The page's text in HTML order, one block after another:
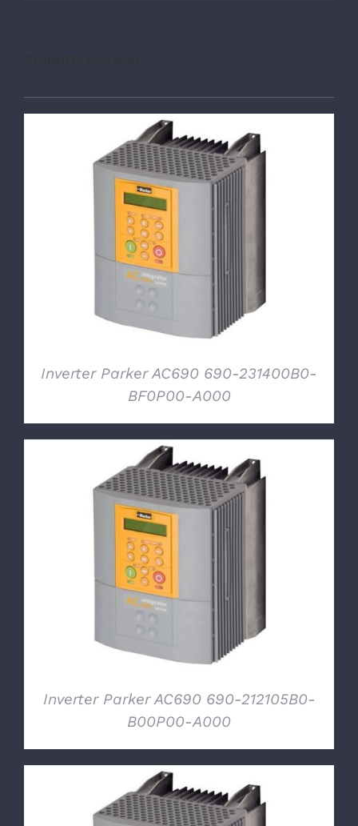
DETTAGLI
Inverter Parker AC690 690-231400B0-
BF0P00-A000
DETTAGLI
Inverter Parker AC690 690-212105B0-
B00P00-A000